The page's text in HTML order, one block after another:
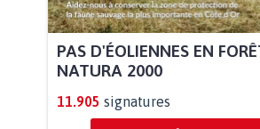
PAS D'ÉOLIENNES EN
NATURA 2000
11.905 signatures